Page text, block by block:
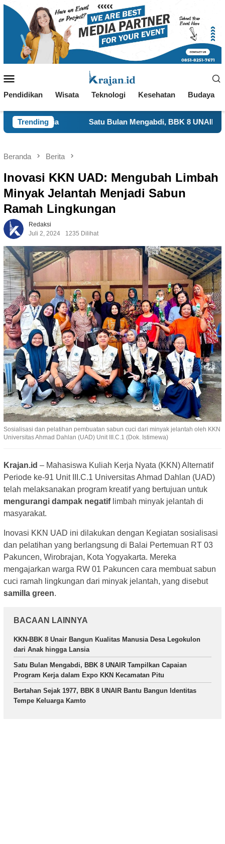
Loncat
Mobile
Pendidikan Wisata Teknologi Kesehatan Budaya
Trending
Satu Bulan Mengabdi, BBK 8 UNAIR Tampilkan Capaian
Beranda Berita
Inovasi KKN UAD: Mengubah Limbah
Minyak Jelantah Menjadi Sabun
Ramah Lingkungan
Redaksi
Juli 2, 2024
1235 Dilihat
Sosialisasi dan pelatihan pembuatan sabun cuci dari minyak jelantah oleh KKN
Universitas Ahmad Dahlan (UAD) Unit III.C.1 (Dok. Istimewa)
Krajan.id – Mahasiswa Kuliah Kerja Nyata (KKN) Alternatif
Periode ke-91 Unit III.C.1 Universitas Ahmad Dahlan (UAD)
telah melaksanakan program kreatif yang bertujuan untuk
mengurangi dampak negatif limbah minyak jelantah di
masyarakat.
Inovasi KKN UAD ini dilakukan dengan Kegiatan sosialisasi
dan pelatihan yang berlangsung di Balai Pertemuan RT 03
Pakuncen, Wirobrajan, Kota Yogyakarta. Mereka
mengajarkan warga RW 01 Pakuncen cara membuat sabun
cuci ramah lingkungan dari minyak jelantah, yang disebut
samilla green.
BACAAN LAINNYA
KKN-BBK 8 Unair Bangun Kualitas Manusia Desa Legokulon
dari Anak hingga Lansia
Satu Bulan Mengabdi, BBK 8 UNAIR Tampilkan Capaian
Program Kerja dalam Expo KKN Kecamatan Pitu
Bertahan Sejak 1977, BBK 8 UNAIR Bantu Bangun Identitas
Tempe Keluarga Kamto